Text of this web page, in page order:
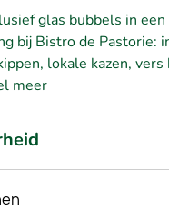
glas bubbels in een
bij Bistro de Pastorie:
lokale kazen,
meer